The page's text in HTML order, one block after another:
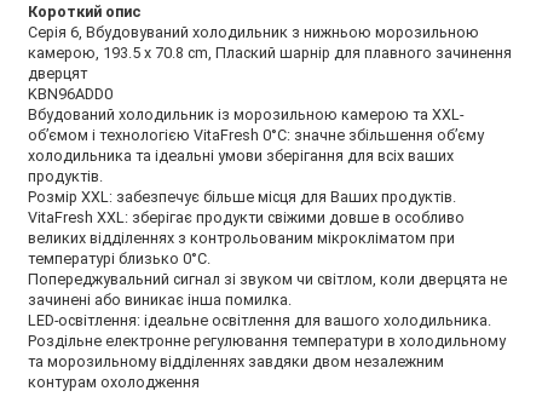
Короткий опис
Серія 6, Вбудовуваний холодильник з нижньою морозильною
камерою, 193.5 x 70.8 cm, Плаский шарнір для плавного зачинення
дверцят
KBN96ADD0
Вбудований холодильник із морозильною камерою та XXL-
об’ємом і технологією VitaFresh 0°C: значне збільшення об’єму
холодильника та ідеальні умови зберігання для всіх ваших
продуктів.
Розмір XXL: забезпечує більше місця для Ваших продуктів.
VitaFresh XXL: зберігає продукти свіжими довше в особливо
великих відділеннях з контрольованим мікрокліматом при
температурі близько 0°C.
Попереджувальний сигнал зі звуком чи світлом, коли дверцята не
зачинені або виникає інша помилка.
LED-освітлення: ідеальне освітлення для вашого холодильника.
Роздільне електронне регулювання температури в холодильному
та морозильному відділеннях завдяки двом незалежним
контурам охолодження